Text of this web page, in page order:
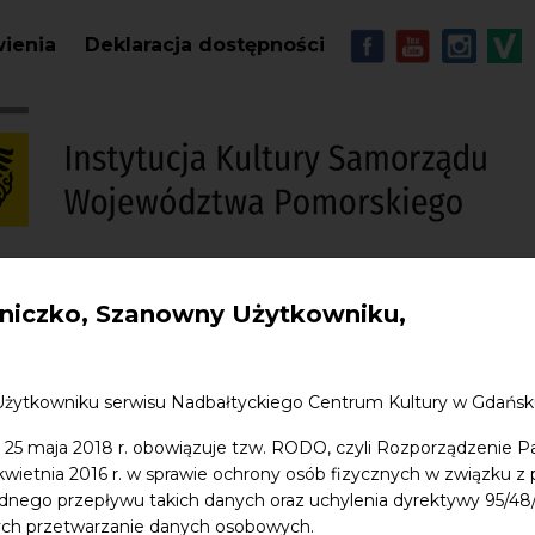
Szanowny Użytkowniku,
serwisu Nadbałtyckiego Centrum Kultury w
maja 2018 r. obowiązuje tzw. RODO, czyli Rozporządzenie
2016 r. w sprawie ochrony osób fizycznych w związku
przepływu takich danych oraz uchylenia dyrektywy 95/
przetwarzanie danych osobowych.
Deklaracja dostępności MENU -
Jana Edukacja Sklep Kontakt